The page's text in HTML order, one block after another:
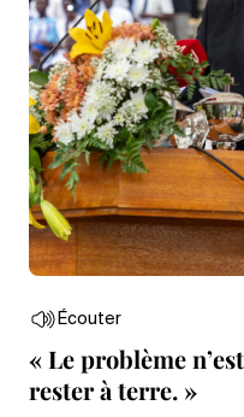
Écouter
« Le problème
rester à terre. »